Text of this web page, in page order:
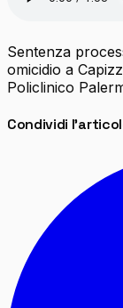
Sentenza
omicidio a
Policlinico
Condividi